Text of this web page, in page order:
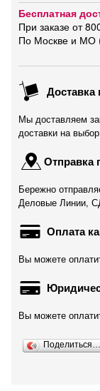
Бесплатная
При заказе от
По Москве и МО
Мы доставляем
доставки на
Отправка
Бережно
Деловые Линии,
Оплата
Вы можете
Вы можете
Поделиться…